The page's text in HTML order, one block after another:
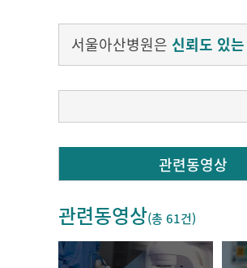
서울아산병원은 신뢰도 있
폐암에 대해 가장 많이 묻
원인, 증상, 검사 과정부터
#서울아산병원 #암행의사 #
00:00 인트로
관련동영상
관련동영상(총 61건)